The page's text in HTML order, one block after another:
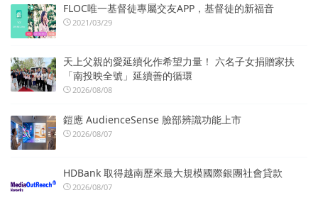
FLOC唯一基督徒專屬交友APP，基督徒的新福音
2021/03/29
天上父親的愛延續化作希望力量！ 六名子女捐贈家扶
「南投映全號」延續善的循環
2026/08/08
鎧應 AudienceSense 臉部辨識功能上市
2026/08/07
HDBank 取得越南歷來最大規模國際銀團社會貸款
2026/08/07